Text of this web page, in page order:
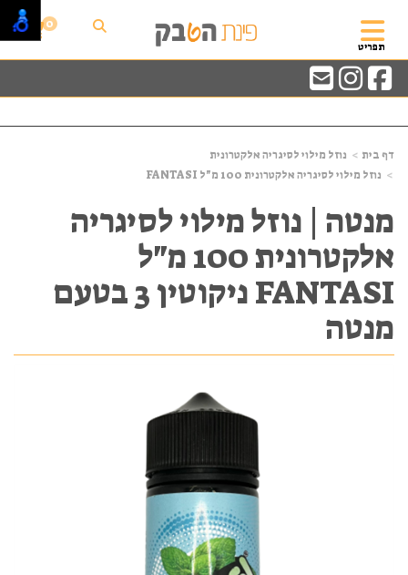
תפריט
0
דף בית
נוזל מילוי לסיגריה אלקטרונית
נוזל מילוי לסיגריה אלקטרונית 100 מ"ל FANTASI
מנטה | נוזל מילוי לסיגריה
אלקטרונית 100 מ"ל
FANTASI ניקוטין 3 בטעם
מנטה